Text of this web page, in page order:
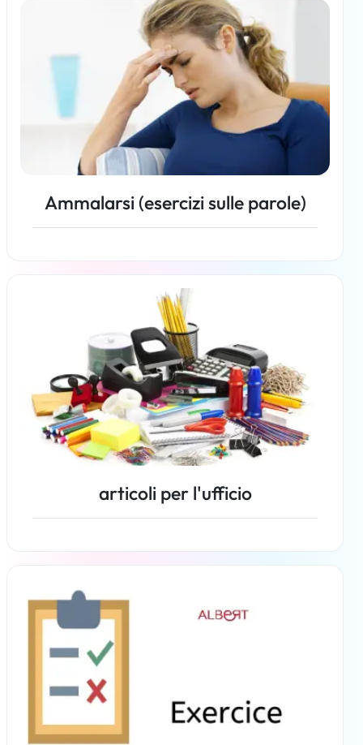
Ammalarsi (esercizi sulle parole)
Per saperne di più
articoli per l'ufficio